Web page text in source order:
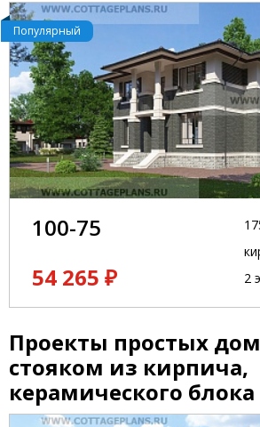
Популярный
100-75
54 265 ₽
2
Проекты простых
стояком из кирпича,
керамического блока